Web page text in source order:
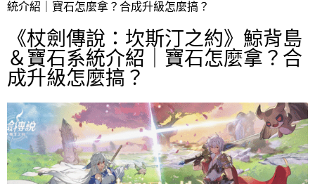
統介紹｜寶石怎麼拿？合成升級怎麼搞？
《杖劍傳說：坎斯汀之約》鯨背島
＆寶石系統介紹｜寶石怎麼拿？合
成升級怎麼搞？